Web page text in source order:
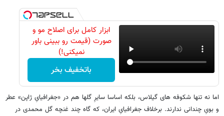
ابزار کامل برای اصلاح مو و
صورت (قیمت رو ببینی باور
نمیکنی!)
باتخفیف بخر
اما نه تنها شکوفه های گیلاس، بلکه اساسا سایرِ گلها هم در «جغرافیایِ ژاپن» عطر
و بویِ چندانی ندارند. برخلاف جغرافیایِ ایران، که گاه چند غنچه گل محمدی در